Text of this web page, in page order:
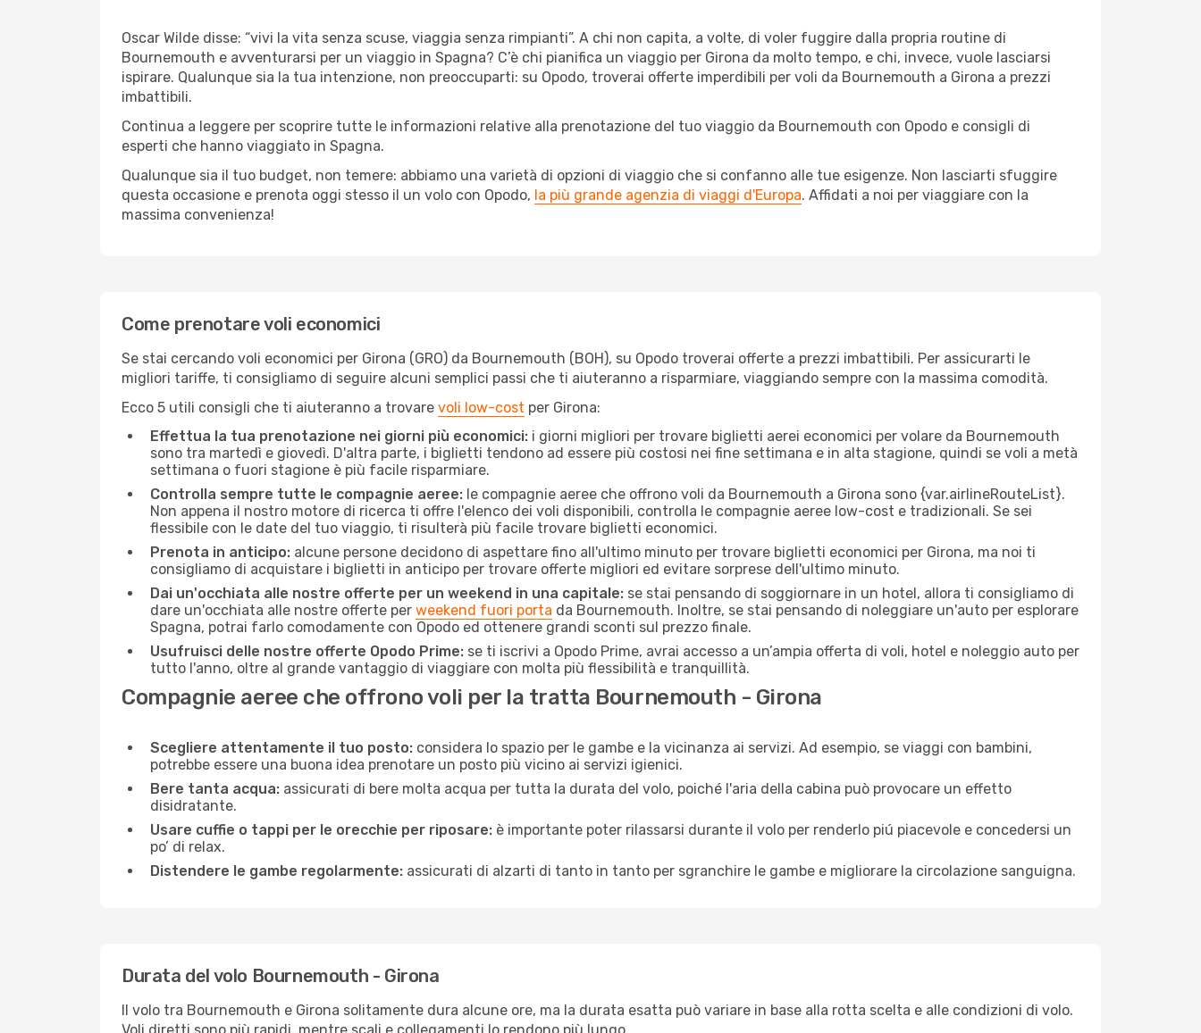
Oscar Wilde disse: “vivi la vita senza scuse, viaggia senza rimpianti”. A chi non capita, a volte, di voler fuggire dalla propria routine di
Bournemouth e avventurarsi per un viaggio in Spagna? C’è chi pianifica un viaggio per Girona da molto tempo, e chi, invece, vuole lasciarsi
ispirare. Qualunque sia la tua intenzione, non preoccuparti: su Opodo, troverai offerte imperdibili per voli da Bournemouth a Girona a prezzi
imbattibili.
Continua a leggere per scoprire tutte le informazioni relative alla prenotazione del tuo viaggio da Bournemouth con Opodo e consigli di
esperti che hanno viaggiato in Spagna.
Qualunque sia il tuo budget, non temere: abbiamo una varietà di opzioni di viaggio che si confanno alle tue esigenze. Non lasciarti sfuggire
questa occasione e prenota oggi stesso il un volo con Opodo, la più grande agenzia di viaggi d'Europa. Affidati a noi per viaggiare con la
massima convenienza!
Come prenotare voli economici
Se stai cercando voli economici per Girona (GRO) da Bournemouth (BOH), su Opodo troverai offerte a prezzi imbattibili. Per assicurarti le
migliori tariffe, ti consigliamo di seguire alcuni semplici passi che ti aiuteranno a risparmiare, viaggiando sempre con la massima comodità.
Ecco 5 utili consigli che ti aiuteranno a trovare voli low-cost per Girona:
Effettua la tua prenotazione nei giorni più economici: i giorni migliori per trovare biglietti aerei economici per volare da Bournemouth
sono tra martedì e giovedì. D'altra parte, i biglietti tendono ad essere più costosi nei fine settimana e in alta stagione, quindi se voli a metà
settimana o fuori stagione è più facile risparmiare.
Controlla sempre tutte le compagnie aeree: le compagnie aeree che offrono voli da Bournemouth a Girona sono {​var.airlineRouteList}.
Non appena il nostro motore di ricerca ti offre l'elenco dei voli disponibili, controlla le compagnie aeree low-cost e tradizionali. Se sei
flessibile con le date del tuo viaggio, ti risulterà più facile trovare biglietti economici.
Prenota in anticipo: alcune persone decidono di aspettare fino all'ultimo minuto per trovare biglietti economici per Girona, ma noi ti
consigliamo di acquistare i biglietti in anticipo per trovare offerte migliori ed evitare sorprese dell'ultimo minuto.
Dai un'occhiata alle nostre offerte per un weekend in una capitale: se stai pensando di soggiornare in un hotel, allora ti consigliamo di
dare un'occhiata alle nostre offerte per weekend fuori porta da Bournemouth. Inoltre, se stai pensando di noleggiare un'auto per esplorare
Spagna, potrai farlo comodamente con Opodo ed ottenere grandi sconti sul prezzo finale.
Usufruisci delle nostre offerte Opodo Prime: se ti iscrivi a Opodo Prime, avrai accesso a un’ampia offerta di voli, hotel e noleggio auto per
tutto l'anno, oltre al grande vantaggio di viaggiare con molta più flessibilità e tranquillità.
Compagnie aeree che offrono voli per la tratta Bournemouth - Girona
Scegliere attentamente il tuo posto: considera lo spazio per le gambe e la vicinanza ai servizi. Ad esempio, se viaggi con bambini,
potrebbe essere una buona idea prenotare un posto più vicino ai servizi igienici.
Bere tanta acqua: assicurati di bere molta acqua per tutta la durata del volo, poiché l'aria della cabina può provocare un effetto
disidratante.
Usare cuffie o tappi per le orecchie per riposare: è importante poter rilassarsi durante il volo per renderlo piú piacevole e concedersi un
po’ di relax.
Distendere le gambe regolarmente: assicurati di alzarti di tanto in tanto per sgranchire le gambe e migliorare la circolazione sanguigna.
Durata del volo Bournemouth - Girona
Il volo tra Bournemouth e Girona solitamente dura alcune ore, ma la durata esatta può variare in base alla rotta scelta e alle condizioni di volo.